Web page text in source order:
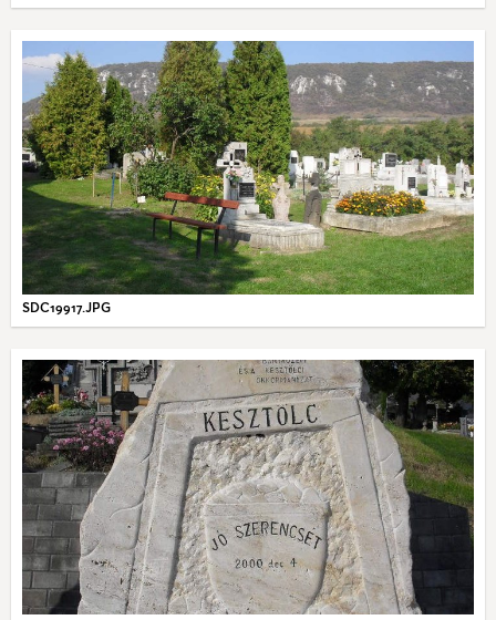
SDC19917.JPG